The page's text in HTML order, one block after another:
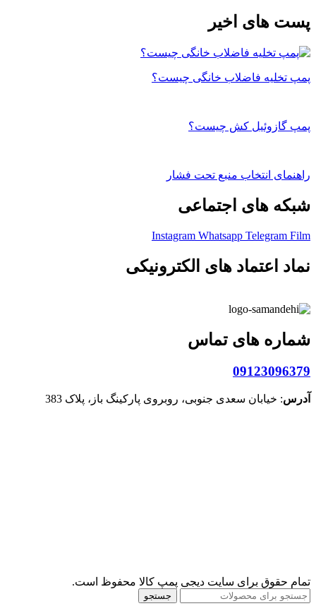
پست های اخیر
پمپ تخلیه فاضلاب خانگی چیست؟
پمپ گازوئیل کش چیست؟
راهنمای انتخاب منبع تحت فشار
شبکه های اجتماعی
Instagram Whatsapp Telegram Film
نماد اعتماد های الکترونیکی
شماره های تماس
09123096379
آدرس: خیابان سعدی جنوبی، روبروی پارکینگ باز، پلاک 383
تمام حقوق برای سایت دیجی پمپ کالا محفوظ است.
جستجو